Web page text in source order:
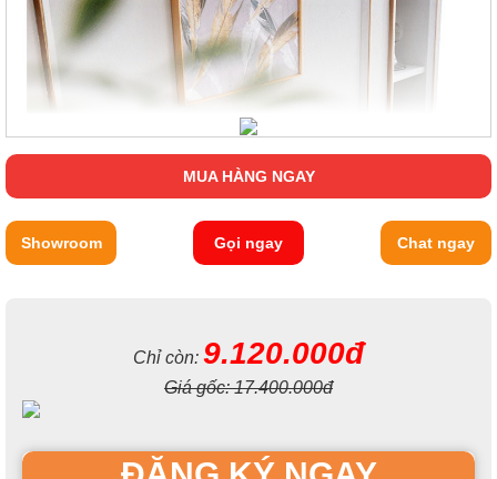
MUA HÀNG NGAY
Showroom Gọi ngay Chat ngay
Chỉ còn: 9.120.000đ
Giá gốc:17.400.000đ